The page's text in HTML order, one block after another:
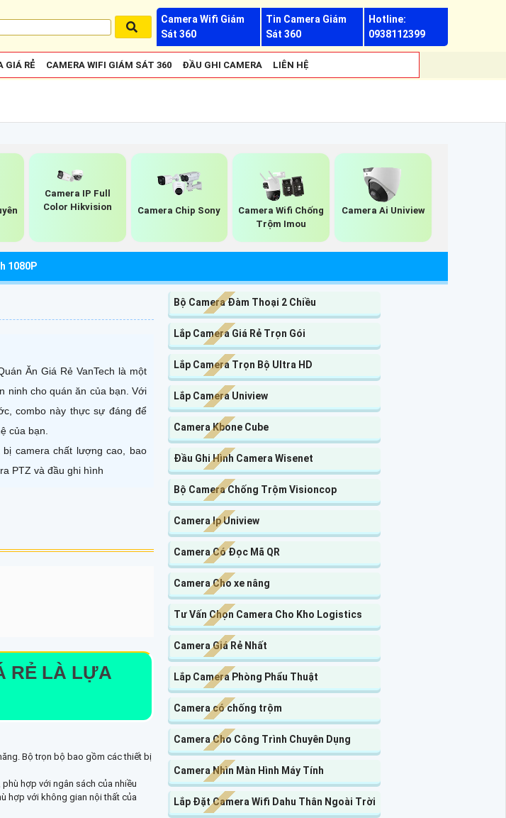
Camera Wifi Giám
Sát 360
Tin Camera Giám
Sát 360
Hotline:
0938112399
GIÁ RẺ CAMERA WIFI GIÁM SÁT 360 ĐẦU GHI CAMERA LIÊN HỆ
Camera IP Full
Color Hikvision
Camera Chip Sony
Camera Wifi Chống
Trộm Imou
Camera Ai Uniview
1080P
Ăn Giá Rẻ VanTech là một
ninh cho quán ăn của bạn. Với
combo này thực sự đáng để
của bạn.
camera chất lượng cao, bao
PTZ và đầu ghi hình
RẺ LÀ LỰA
Bộ trọn bộ bao gồm các thiết bị
hợp với ngân sách của nhiều
hợp với không gian nội thất của
Bộ Camera Đàm Thoại 2 Chiều
Lắp Camera Giá Rẻ Trọn Gói
Lắp Camera Trọn Bộ Ultra HD
Lắp Camera Uniview
Camera Kbone Cube
Đầu Ghi Hình Camera Wisenet
Bộ Camera Chống Trộm Visioncop
Camera Ip Uniview
Camera Có Đọc Mã QR
Camera Cho xe nâng
Tư Vấn Chọn Camera Cho Kho Logistics
Camera Giá Rẻ Nhất
Lắp Camera Phòng Phẩu Thuật
Camera có chống trộm
Camera Cho Công Trình Chuyên Dụng
Camera Nhìn Màn Hình Máy Tính
Lắp Đặt Camera Wifi Dahu Thân Ngoài Trời